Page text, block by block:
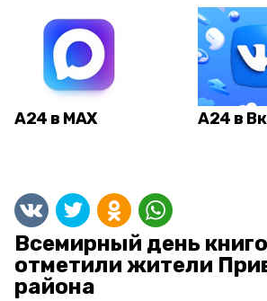
А24 в MAX А24 в
Всемирный день
отметили жители
района